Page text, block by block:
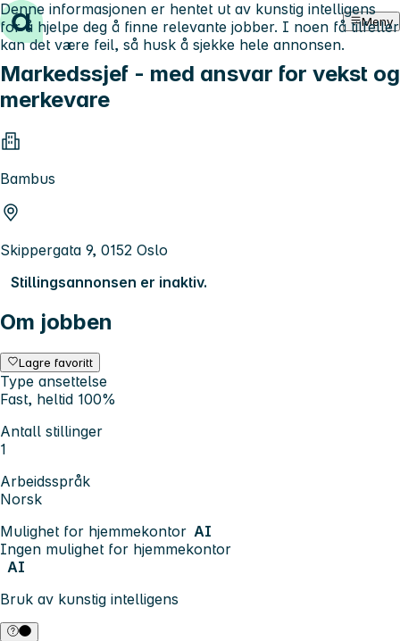
Hopp til innhold Meny
Markedssjef - med ansvar for vekst og
merkevare
Bambus
Skippergata 9, 0152 Oslo
Stillingsannonsen er inaktiv.
Om jobben
Lagre favoritt
Type ansettelse
Fast, heltid 100%
Antall stillinger
1
Arbeidsspråk
Norsk
Mulighet for hjemmekontor AI
Ingen mulighet for hjemmekontor
AI
Bruk av kunstig intelligens
Denne informasjonen er hentet ut av kunstig intelligens
for å hjelpe deg å finne relevante jobber. I noen få tilfeller
kan det være feil, så husk å sjekke hele annonsen.